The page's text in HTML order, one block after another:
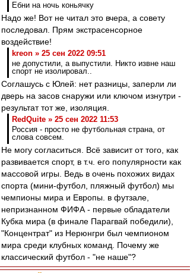
Ебни на ночь коньячку
Надо же! Вот не читал это вчера, а совету
последовал. Прям экстрасенсорное
воздействие!
kreon » 25 сен 2022 09:51
не допустили, а выпустили. Никто извне наш
спорт не изолировал..
Соглашусь с Юлей: нет разницы, заперли ли
дверь на засов снаружи или ключом изнутри -
результат тот же, изоляция.
RedQuite » 25 сен 2022 11:53
Россия - просто не футбольная страна, от
слова совсем.
Не могу согласиться. Всё зависит от того, как
развивается спорт, в т.ч. его популярности как
массовой игры. Ведь в очень похожих видах
спорта (мини-футбол, пляжный футбол) мы
чемпионы мира и Европы. в футзале,
непризнанном ФИФА - первые обладатели
Кубка мира (в финале Парагвай победили),
"Концентрат" из Нерюнгри был чемпионом
мира среди клубных команд. Почему же
классический футбол - "не наше"?